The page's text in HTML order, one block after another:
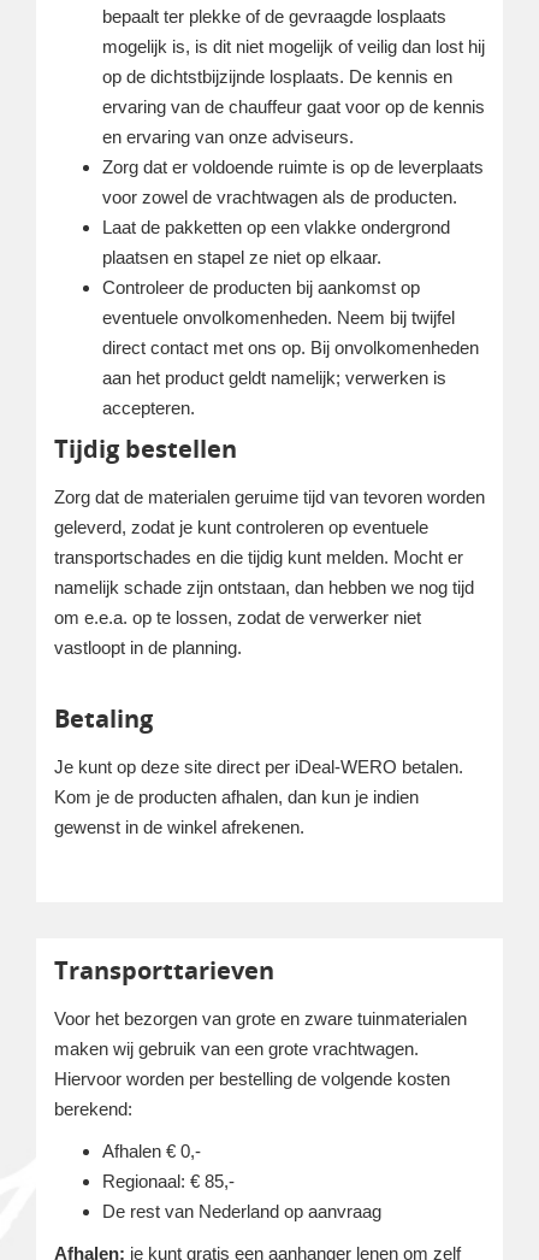
bepaalt ter plekke of de gevraagde losplaats
mogelijk is, is dit niet mogelijk of veilig dan lost hij
op de dichtstbijzijnde losplaats. De kennis en
ervaring van de chauffeur gaat voor op de kennis
en ervaring van onze adviseurs.
Zorg dat er voldoende ruimte is op de leverplaats
voor zowel de vrachtwagen als de producten.
Laat de pakketten op een vlakke ondergrond
plaatsen en stapel ze niet op elkaar.
Controleer de producten bij aankomst op
eventuele onvolkomenheden. Neem bij twijfel
direct contact met ons op. Bij onvolkomenheden
aan het product geldt namelijk; verwerken is
accepteren.
Tijdig bestellen
Zorg dat de materialen geruime tijd van tevoren worden
geleverd, zodat je kunt controleren op eventuele
transportschades en die tijdig kunt melden. Mocht er
namelijk schade zijn ontstaan, dan hebben we nog tijd
om e.e.a. op te lossen, zodat de verwerker niet
vastloopt in de planning.
Betaling
Je kunt op deze site direct per iDeal-WERO betalen.
Kom je de producten afhalen, dan kun je indien
gewenst in de winkel afrekenen.
Transporttarieven
Voor het bezorgen van grote en zware tuinmaterialen
maken wij gebruik van een grote vrachtwagen.
Hiervoor worden per bestelling de volgende kosten
berekend:
Afhalen € 0,-
Regionaal: € 85,-
De rest van Nederland op aanvraag
Afhalen: je kunt gratis een aanhanger lenen om zelf